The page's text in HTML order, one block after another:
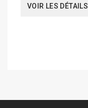
VOIR LES DÉTAILS